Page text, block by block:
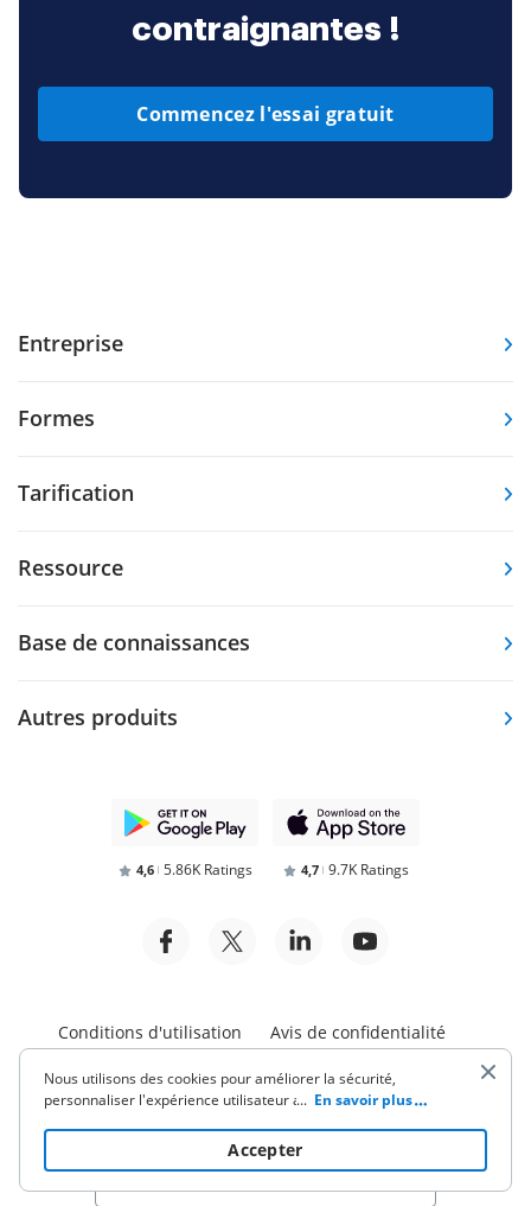
contraignantes !
Commencez l'essai gratuit
Entreprise
Formes
Tarification
Ressource
Base de connaissances
Autres produits
4,6 5.86K Ratings 4,7 9.7K Ratings
Conditions d'utilisation Avis de confidentialité
Sécurité et conformité
Nous utilisons des cookies pour améliorer la sécurité,
personnaliser l'expérience utilisateur améliorer nos activités
de tiers) et pour une autre utilisation commerciale. Cliquez
pour lire notre politique de cookies. En cliquant sur «
... En savoir plus
Accepter